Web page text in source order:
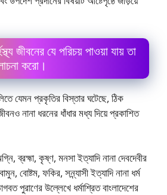
জীবনের যে পরিচয় পাওয়া যায় তা
করাে।
যেমন প্রকৃতির বিস্তার ঘটেছে, ঠিক
নানা ধরনের ধাঁধার মধ্য দিয়ে প্রকাশিত
ব্রহ্মা, কৃষ্ণ, মনসা ইত্যাদি নানা দেবদেবীর
বােষ্টম, ফকির, সন্ন্যাসী ইত্যাদি নানা ধর্ম
পুরাণের উল্লেখে ধর্মাশ্রিত বাংলাদেশের